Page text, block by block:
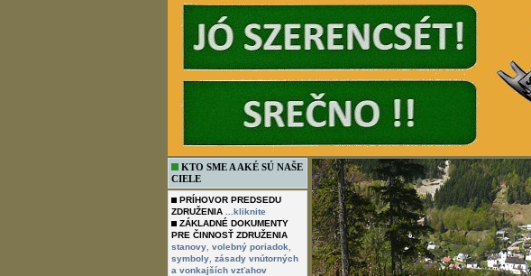
KTO SME A AKÉ SÚ NAŠE
CIELE
PRÍHOVOR PREDSEDU
ZDRUŽENIA
...kliknite
ZÁKLADNÉ DOKUMENTY
PRE ČINNOSŤ ZDRUŽENIA
stanovy, volebný poriadok
symboly, zásady vnútorných
a vonkajších vzťahov